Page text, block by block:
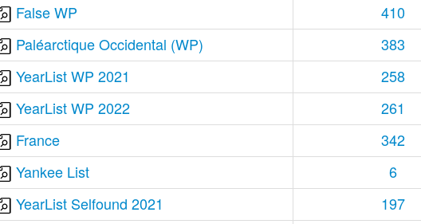
False WP
410
Paléarctique Occidental (WP)
383
YearList WP 2021
258
YearList WP 2022
261
France
342
Yankee List
6
YearList Selfound 2021
197